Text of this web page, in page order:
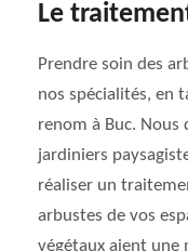
Le
Prendre soin des
nos spécialités, en
renom à Buc. Nous
jardiniers
réaliser un
arbustes de vos
végétaux aient une